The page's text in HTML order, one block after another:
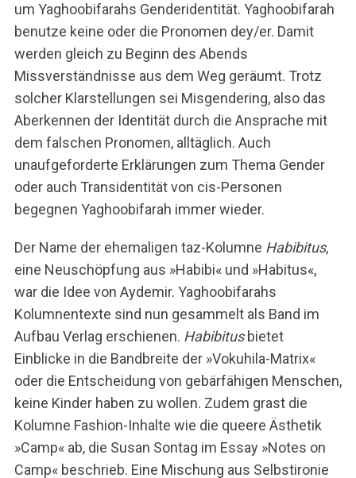
um Yaghoobifarahs Genderidentität. Yaghoobifarah
benutze keine oder die Pronomen dey/er. Damit
werden gleich zu Beginn des Abends
Missverständnisse aus dem Weg geräumt. Trotz
solcher Klarstellungen sei Misgendering, also das
Aberkennen der Identität durch die Ansprache mit
dem falschen Pronomen, alltäglich. Auch
unaufgeforderte Erklärungen zum Thema Gender
oder auch Transidentität von cis-Personen
begegnen Yaghoobifarah immer wieder.
Der Name der ehemaligen taz-Kolumne Habibitus,
eine Neuschöpfung aus »Habibi« und »Habitus«,
war die Idee von Aydemir. Yaghoobifarahs
Kolumnentexte sind nun gesammelt als Band im
Aufbau Verlag erschienen. Habibitusbietet
Einblicke in die Bandbreite der »Vokuhila-Matrix«
oder die Entscheidung von gebärfähigen Menschen,
keine Kinder haben zu wollen. Zudem grast die
Kolumne Fashion-Inhalte wie die queere Ästhetik
»Camp« ab, die Susan Sontag im Essay »Notes on
Camp« beschrieb. Eine Mischung aus Selbstironie